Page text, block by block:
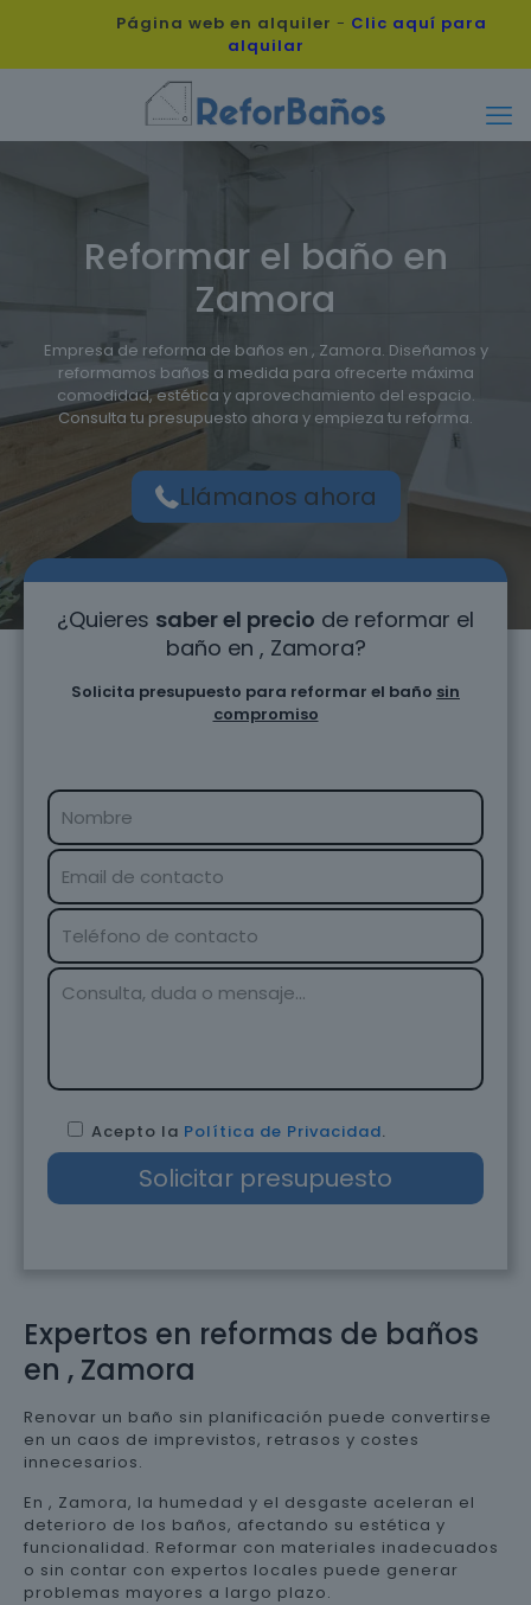
Página web en alquiler - Clic aquí para
alquilar
Reformar el baño en
Zamora
Empresa de reforma de baños en , Zamora. Diseñamos y
reformamos baños a medida para ofrecerte máxima
comodidad, estética y aprovechamiento del espacio.
Consulta tu presupuesto ahora y empieza tu reforma.
Llámanos ahora
Expertos en reformas de baños
en , Zamora
Renovar un baño sin planificación puede convertirse
en un caos de imprevistos, retrasos y costes
innecesarios.
En , Zamora, la humedad y el desgaste aceleran el
deterioro de los baños, afectando su estética y
funcionalidad. Reformar con materiales inadecuados
o sin contar con expertos locales puede generar
problemas mayores a largo plazo.
¿Quieres saber el precio de reformar el
baño en , Zamora?
Solicita presupuesto para reformar el baño sin
compromiso
Acepto la Política de Privacidad.